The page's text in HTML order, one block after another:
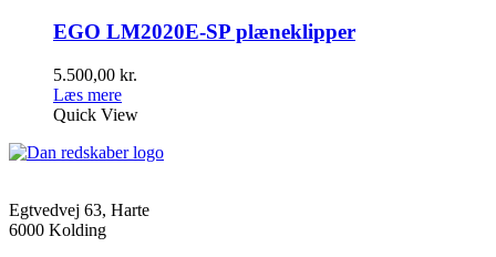
EGO LM2020E-SP plæneklipper
5.500,00 kr.
Læs mere
Quick View
Egtvedvej 63, Harte
6000 Kolding